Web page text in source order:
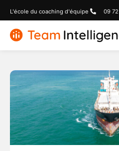
L'école du coaching d'équipe 09